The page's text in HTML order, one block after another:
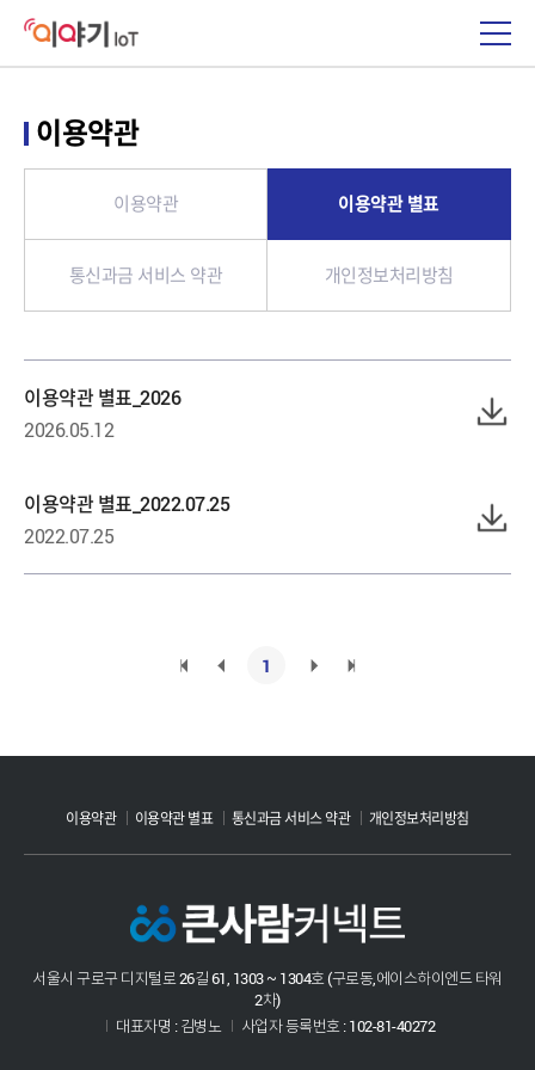
이용약관
이용약관 이용약관 별표
통신과금 서비스 약관 개인정보처리방침
이용약관 별표_2026
2026.05.12
이용약관 별표_2022.07.25
2022.07.25
1
이용약관 이용약관 별표 통신과금 서비스 약관 개인정보처리방침
서울시 구로구 디지털로 26길 61, 1303 ~ 1304호 (구로동,에이스하이엔드 타워
2차)
대표자명 : 김병노
사업자 등록번호 : 102-81-40272